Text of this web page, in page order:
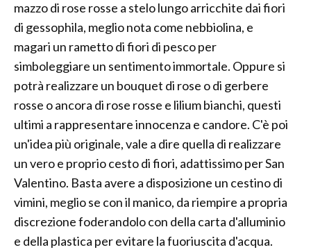
mazzo di rose rosse a stelo lungo arricchite dai fiori
di gessophila, meglio nota come nebbiolina, e
magari un rametto di fiori di pesco per
simboleggiare un sentimento immortale. Oppure si
potrà realizzare un bouquet di rose o di gerbere
rosse o ancora di rose rosse e lilium bianchi, questi
ultimi a rappresentare innocenza e candore. C'è poi
un'idea più originale, vale a dire quella di realizzare
un vero e proprio cesto di fiori, adattissimo per San
Valentino. Basta avere a disposizione un cestino di
vimini, meglio se con il manico, da riempire a propria
discrezione foderandolo con della carta d'alluminio
e della plastica per evitare la fuoriuscita d'acqua.